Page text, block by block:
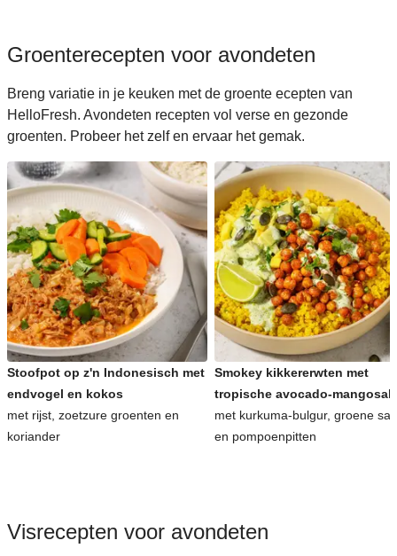
Groenterecepten voor avondeten
Breng variatie in je keuken met de groente ecepten van
HelloFresh. Avondeten recepten vol verse en gezonde
groenten. Probeer het zelf en ervaar het gemak.
Stoofpot op z'n Indonesisch met
endvogel en kokos
met rijst, zoetzure groenten en
koriander
Smokey kikkererwten met
tropische avocado-
met kurkuma-bulgur, groene
en pompoenpitten
Visrecepten voor avondeten